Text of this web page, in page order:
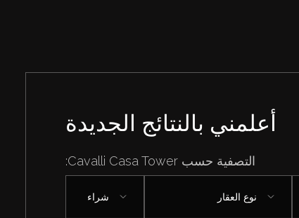
أعلمني بالنتائج الجديدة
التصفية حسب Cavalli Casa Tower:
شراء نوع العقار